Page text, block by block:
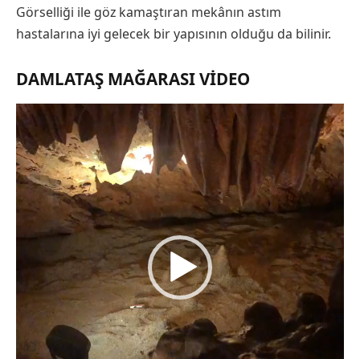
Görselliği ile göz kamaştıran mekânın astım
hastalarına iyi gelecek bir yapısının olduğu da bilinir.
DAMLATAŞ MAĞARASI VIDEO
Video
oynatıcı